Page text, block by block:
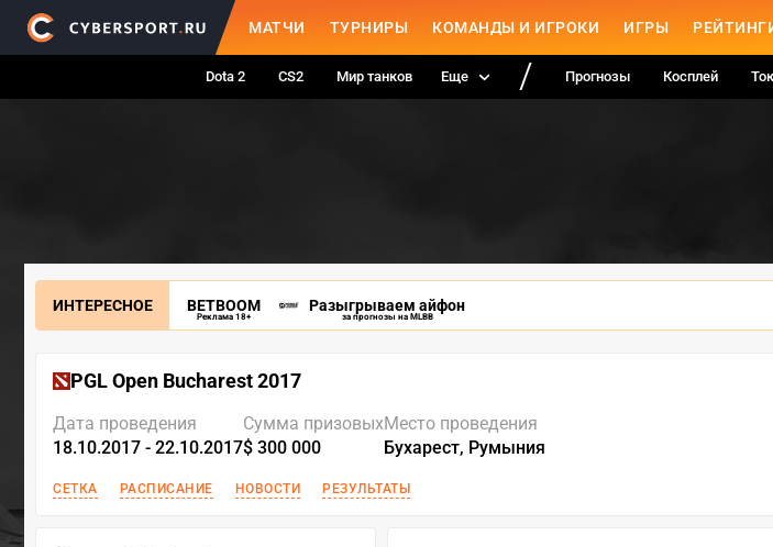
МАТЧИ ТУРНИРЫ КОМАНДЫ И ИГРОКИ ИГРЫ
Dota 2 CS2 Мир танков Еще Прогнозы Косплей
ИНТЕРЕСНОЕ BETBOOM
Реклама 18+
Разыгрываем айфон
за прогнозы на MLBB
PGL Open Bucharest 2017
Дата проведения
18.10.2017 - 22.10.2017
Сумма призовых
$ 300 000
Место проведения
Бухарест, Румыния
СЕТКА РАСПИСАНИЕ НОВОСТИ РЕЗУЛЬТАТЫ